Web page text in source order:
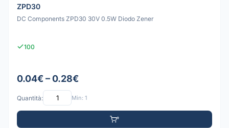
ZPD30
DC Components ZPD30 30V 0.5W Diodo Zener
100
0.04€ – 0.28€
Quantità: Min: 1